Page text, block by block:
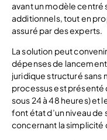
avant un modèle centré
additionnels, tout en
assuré par des experts.
La solution peut
dépenses de
juridique structuré sans
processus est
sous 24 à 48 heures) et
font état d’un niveau
concernant la simplicité